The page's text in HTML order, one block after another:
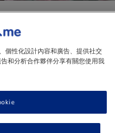
- 舒緩及避免
個性化設計內容和廣告、提供社交
和分析合作夥伴分享有關您使用我